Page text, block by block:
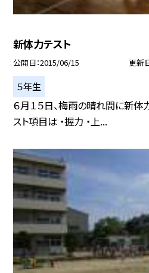
新体力テスト
公開日 2015/06/15 更新
５年生
６月１５日、梅雨の晴れ間に新体
スト項目は ・握力 ・上...